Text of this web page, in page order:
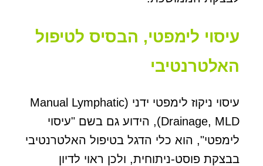
עיסוי לימפטי, הבסיס לטיפול
האלטרנטיבי
עיסוי ניקוז לימפטי ידני (Manual Lymphatic
Drainage, MLD), הידוע גם בשם "עיסוי
לימפטי", הוא כלי הדגל בטיפול האלטרנטיבי
בבצקת פוסט-ניתוחית, ולכן ראוי לדיון